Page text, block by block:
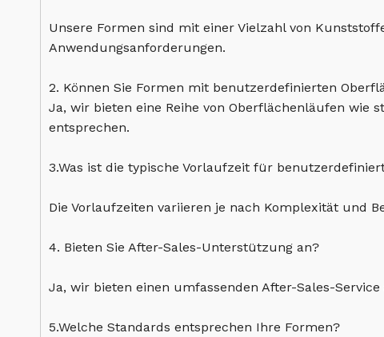
Unsere Formen sind mit einer Vielzahl von
Anwendungsanforderungen.
2. Können Sie Formen mit benutzerdefinierten
Ja, wir bieten eine Reihe von Oberflächenläufen
entsprechen.
3.Was ist die typische Vorlaufzeit für
Die Vorlaufzeiten variieren je nach Komplexität und
4. Bieten Sie After-Sales-Unterstützung an?
Ja, wir bieten einen umfassenden After-Sales-
5.Welche Standards entsprechen Ihre Formen?